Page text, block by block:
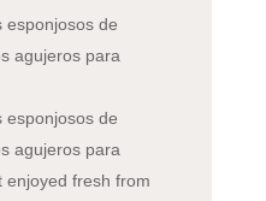
esponjosos de
agujeros para
esponjosos de
agujeros para
enjoyed fresh from